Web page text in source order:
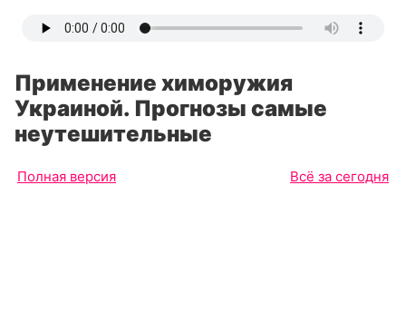
Применение химоружия
Украиной. Прогнозы самые
неутешительные
Полная версия Всё за сегодня